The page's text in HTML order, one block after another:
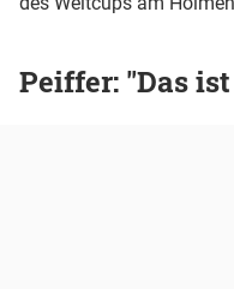
Peiffer: "Das